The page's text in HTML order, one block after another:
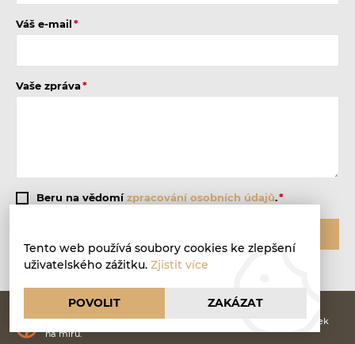
Váš e-mail
Vaše zpráva
Beru na vědomízpracování osobních údajů.
DějinyOstravy.cz | © 2026
Webové stránkyvytvořiloPoski.com
Tvorba webových stránek
na míru.
Tento web používá soubory cookies ke zlepšení
uživatelského zážitku. Zjistit více
ZAKÁZAT
POVOLIT